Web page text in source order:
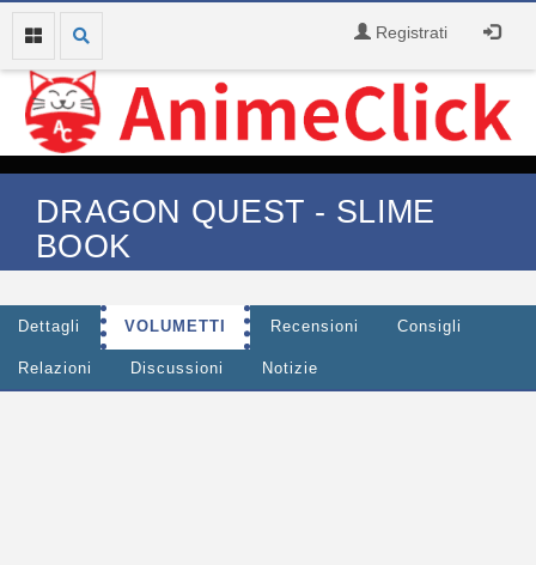
Registrati
DRAGON QUEST - SLIME
BOOK
Dettagli VOLUMETTI Recensioni Consigli
Relazioni Discussioni Notizie